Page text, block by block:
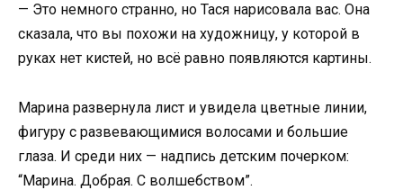
— Это немного странно, но Тася нарисовала вас. Она
сказала, что вы похожи на художницу, у которой в
руках нет кистей, но всё равно появляются картины.
Марина развернула лист и увидела цветные линии,
фигуру с развевающимися волосами и большие
глаза. И среди них — надпись детским почерком:
“Марина. Добрая. С волшебством”.